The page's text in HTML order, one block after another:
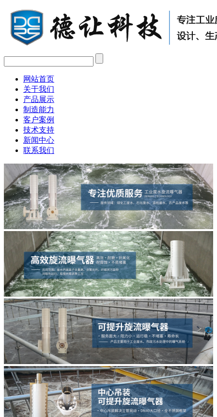
网站首页
关于我们
产品展示
制造能力
客户案例
技术支持
新闻中心
联系我们